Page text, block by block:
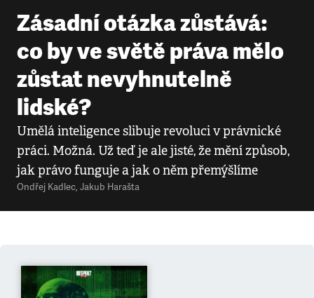
Zásadní otázka zůstává:
co by ve světě práva mělo
zůstat nevyhnutelně
lidské?
Umělá inteligence slibuje revoluci v právnické
práci. Možná. Už teď je ale jisté, že mění způsob,
jak právo funguje a jak o něm přemýšlíme
Ondřej Kadlec, Jakub Harašta